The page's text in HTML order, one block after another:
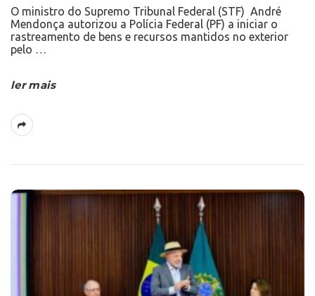
O ministro do Supremo Tribunal Federal (STF) André
Mendonça autorizou a Polícia Federal (PF) a iniciar o
rastreamento de bens e recursos mantidos no exterior
pelo …
ler mais